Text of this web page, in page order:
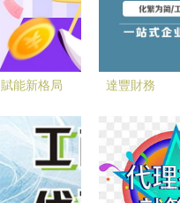
賦能新格局
計劃，開啟
知識產權時
代的創富機
達豐財務
廣告設計一
體化服務，
助力企業高